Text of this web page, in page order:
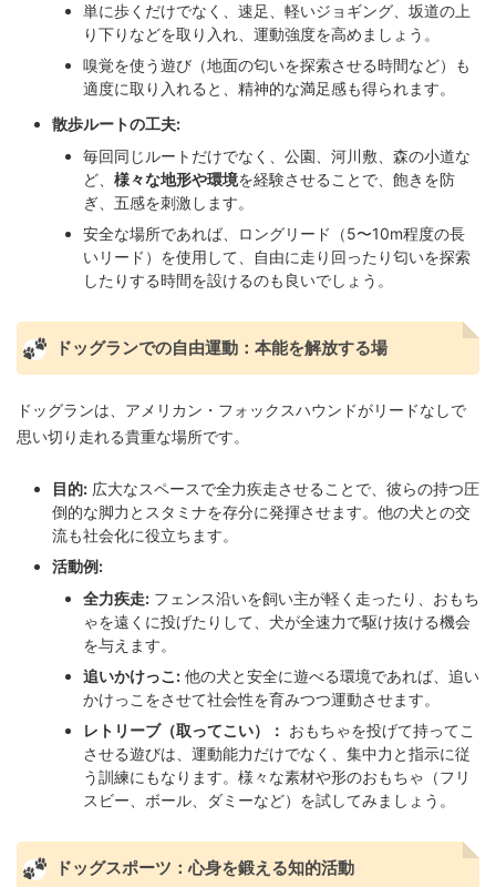
単に歩くだけでなく、速足、軽いジョギング、坂道の上
り下りなどを取り入れ、運動強度を高めましょう。
嗅覚を使う遊び（地面の匂いを探索させる時間など）も
適度に取り入れると、精神的な満足感も得られます。
散歩ルートの工夫:
毎回同じルートだけでなく、公園、河川敷、森の小道な
ど、 様々な地形や環境を経験させることで、飽きを防
ぎ、五感を刺激します。
安全な場所であれば、ロングリード（5〜10m程度の長
いリード）を使用して、自由に走り回ったり匂いを探索
したりする時間を設けるのも良いでしょう。
ドッグランでの自由運動：本能を解放する場
ドッグランは、アメリカン・フォックスハウンドがリードなしで
思い切り走れる貴重な場所です。
目的: 広大なスペースで全力疾走させることで、彼らの持つ圧
倒的な脚力とスタミナを存分に発揮させます。他の犬との交
流も社会化に役立ちます。
活動例:
全力疾走: フェンス沿いを飼い主が軽く走ったり、おもち
ゃを遠くに投げたりして、犬が全速力で駆け抜ける機会
を与えます。
追いかけっこ: 他の犬と安全に遊べる環境であれば、追い
かけっこをさせて社会性を育みつつ運動させます。
レトリーブ（取ってこい）： おもちゃを投げて持ってこ
させる遊びは、運動能力だけでなく、集中力と指示に従
う訓練にもなります。様々な素材や形のおもちゃ（フリ
スビー、ボール、ダミーなど）を試してみましょう。
ドッグスポーツ：心身を鍛える知的活動